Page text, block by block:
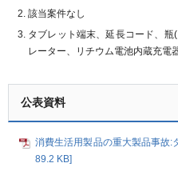
該当案件なし
タブレット端末、延長コード、
レーター、リチウム電池内蔵充電
公表資料
消費生活用製品の重大製品事故:
89.2 KB]